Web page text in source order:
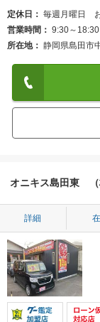
定休日
毎週月曜日
営業時間
9:30～
所在地
静岡県島田市
オニキス島田東 （
詳細